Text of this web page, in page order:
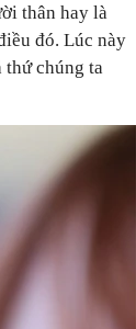
thân hay là
đó. Lúc này
thứ chúng ta